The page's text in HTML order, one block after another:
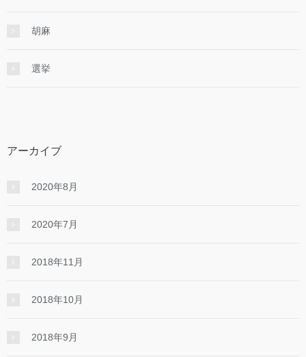
胡麻
選挙
アーカイブ
2020年8月
2020年7月
2018年11月
2018年10月
2018年9月